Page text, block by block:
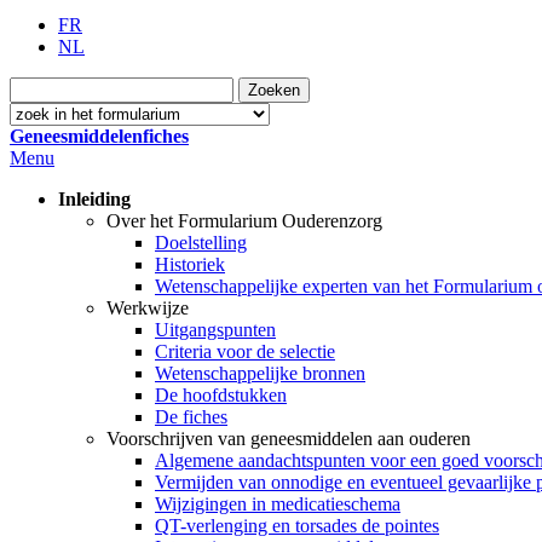
FR
NL
Geneesmiddelenfiches
Menu
Inleiding
Over het Formularium Ouderenzorg
Doelstelling
Historiek
Wetenschappelijke experten van het Formularium
Werkwijze
Uitgangspunten
Criteria voor de selectie
Wetenschappelijke bronnen
De hoofdstukken
De fiches
Voorschrijven van geneesmiddelen aan ouderen
Algemene aandachtspunten voor een goed
Vermijden van onnodige en eventueel gevaarlijke
Wijzigingen in medicatieschema
QT-verlenging en torsades de pointes